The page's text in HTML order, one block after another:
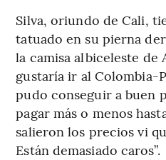
Silva, oriundo de Cali,
tatuado en su pierna
la camisa albiceleste de
gustaría ir al Colombia-
pudo conseguir a buen
pagar más o menos
salieron los precios vi
Están demasiado caros”.